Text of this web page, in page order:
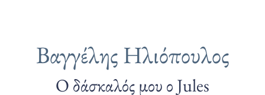
Βαγγέλης Ηλιόπουλος
Ο δάσκαλός μου ο Jules